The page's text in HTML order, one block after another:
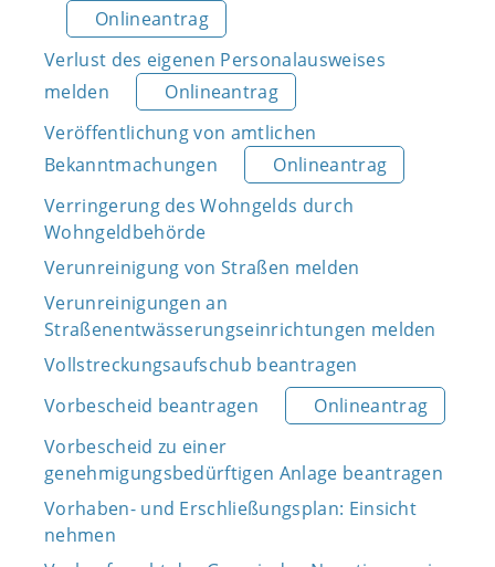
Onlineantrag
Verlust des eigenen Personalausweises
melden
Onlineantrag
Veröffentlichung von amtlichen
Bekanntmachungen
Onlineantrag
Verringerung des Wohngelds durch
Wohngeldbehörde
Verunreinigung von Straßen melden
Verunreinigungen an
Straßenentwässerungseinrichtungen melden
Vollstreckungsaufschub beantragen
Vorbescheid beantragen
Onlineantrag
Vorbescheid zu einer
genehmigungsbedürftigen Anlage beantragen
Vorhaben- und Erschließungsplan: Einsicht
nehmen